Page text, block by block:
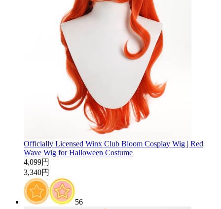
Officially Licensed Winx Club Bloom Cosplay Wig | Red
Wave Wig for Halloween Costume
4,099円
3,340円
56